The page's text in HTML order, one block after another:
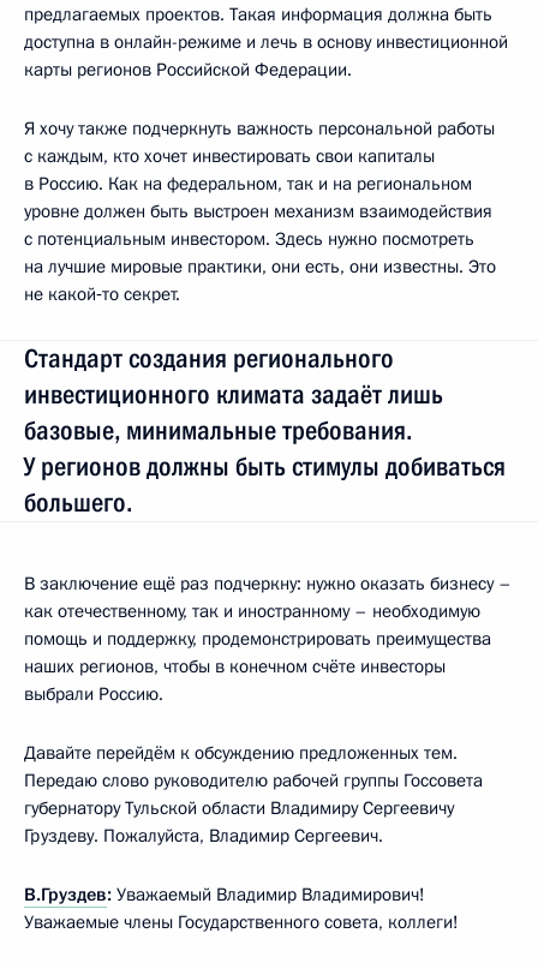
предлагаемых проектов. Такая информация должна быть
доступна в онлайн-режиме и лечь в основу инвестиционной
карты регионов Российской Федерации.
Я хочу также подчеркнуть важность персональной работы
с каждым, кто хочет инвестировать свои капиталы
в Россию. Как на федеральном, так и на региональном
уровне должен быть выстроен механизм взаимодействия
с потенциальным инвестором. Здесь нужно посмотреть
на лучшие мировые практики, они есть, они известны. Это
не какой‑то секрет.
Стандарт создания регионального
инвестиционного климата задаёт лишь
базовые, минимальные требования.
У регионов должны быть стимулы добиваться
большего.
В заключение ещё раз подчеркну: нужно оказать бизнесу –
как отечественному, так и иностранному – необходимую
помощь и поддержку, продемонстрировать преимущества
наших регионов, чтобы в конечном счёте инвесторы
выбрали Россию.
Давайте перейдём к обсуждению предложенных тем.
Передаю слово руководителю рабочей группы Госсовета
губернатору Тульской области Владимиру Сергеевичу
Груздеву. Пожалуйста, Владимир Сергеевич.
В.Груздев: Уважаемый Владимир Владимирович!
Уважаемые члены Государственного совета, коллеги!